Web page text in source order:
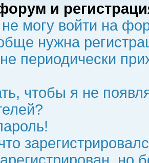
и
могу войти на
нужна
периодически
чтобы я не